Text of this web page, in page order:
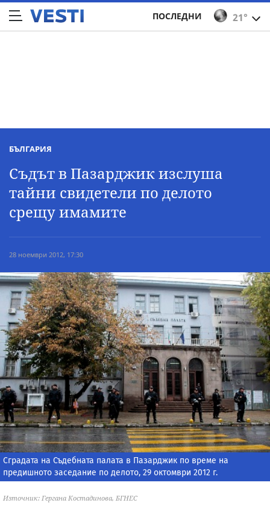
21°
ПОСЛЕДНИ
БЪЛГАРИЯ
Съдът в Пазарджик изслуша
тайни свидетели по делото
срещу имамите
28 ноември 2012, 17:30
Сградата на Съдебната палата в Пазарджик по време на
предишното заседание по делото, 29 октомври 2012 г.
Източник: Гергана Костадинова, БГНЕС